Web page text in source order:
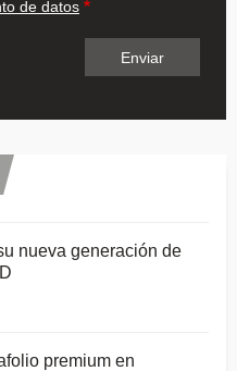
de datos
nueva generación de
premium en